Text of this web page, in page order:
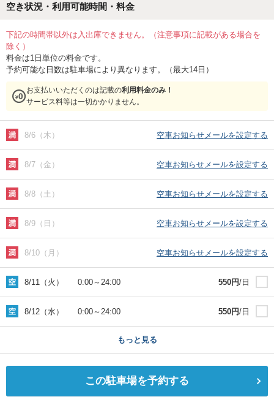
空き状況・利用可能時間・料金
下記の時間帯以外は入出庫できません。（注意事項に記載がある場合を
除く）
料金は1日単位の料金です。
予約可能な日数は駐車場により異なります。（最大14日）
お支払いいただくのは記載の利用料金のみ！
サービス料等は一切かかりません。
8/6（木） 空車お知らせメールを設定する
8/7（金） 空車お知らせメールを設定する
8/8（土） 空車お知らせメールを設定する
8/9（日） 空車お知らせメールを設定する
8/10（月） 空車お知らせメールを設定する
8/11（火） 0:00～ 24:00 550円/日
8/12（水） 0:00～ 24:00 550円/日
もっと見る
この駐車場を予約する